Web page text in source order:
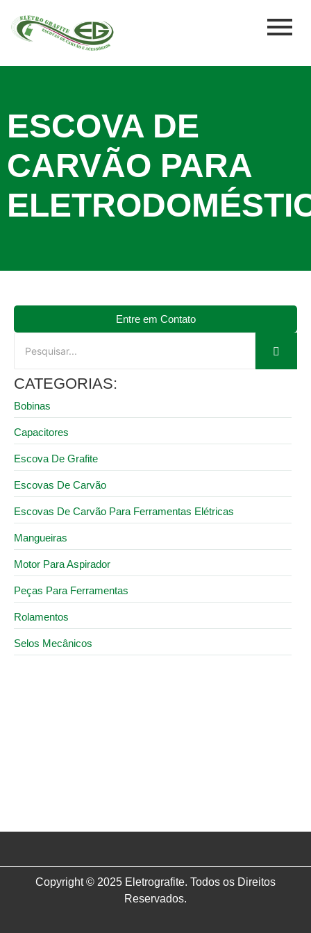
ESCOVA DE
CARVÃO PARA
Entre em Contato
CATEGORIAS:
Bobinas
Capacitores
Escova De Grafite
Escovas De Carvão
Escovas De Carvão Para Ferramentas Elétricas
Mangueiras
Motor Para Aspirador
Peças Para Ferramentas
Rolamentos
Selos Mecânicos
Copyright © 2025 Eletrografite. Todos os Direitos
Reservados.